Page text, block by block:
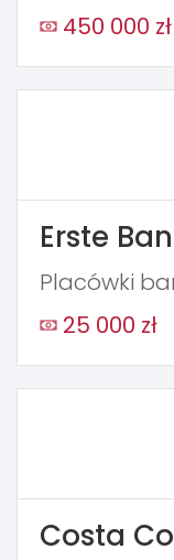
450 000 zł
Erste
Placówki
25 000 zł
Costa